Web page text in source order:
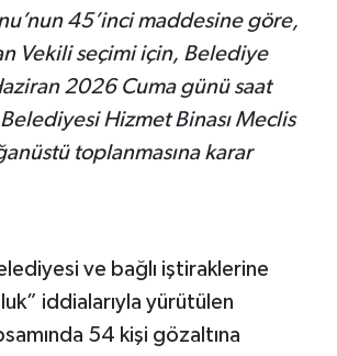
45’inci maddesine göre,
Vekili seçimi için, Belediye
2026 Cuma günü saat
Hizmet Binası Meclis
toplanmasına karar
ve bağlı iştiraklerine
iddialarıyla yürütülen
54 kişi gözaltına